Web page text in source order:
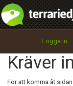
Logga in
Kräver
För att komma åt
integritetspolicy
Namn:
Epost:
Begär nytt